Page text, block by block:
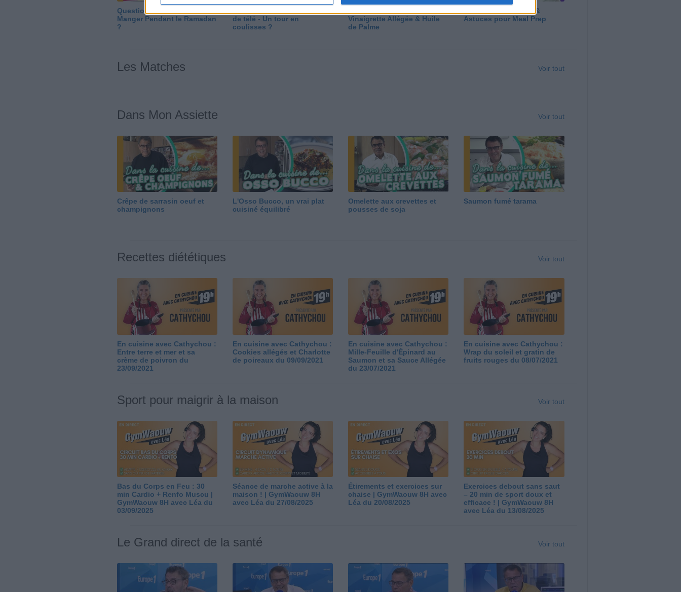
Question/Réponse : Que
Manger Pendant le Ramadan
?
de télé - Un tour en
coulisses ?
Vinaigrette Allégée & Huile
de Palme
Panga, Huile d'Olive &
Astuces pour Meal Prep
Les Matches Voir tout
Dans Mon Assiette Voir tout
Crêpe de sarrasin oeuf et
champignons
L'Osso Bucco, un vrai plat
cuisiné équilibré
Omelette aux crevettes et
pousses de soja
Saumon fumé tarama
Recettes diététiques Voir tout
En cuisine avec Cathychou :
Entre terre et mer et sa
crème de poivron du
23/09/2021
En cuisine avec Cathychou :
Cookies allégés et Charlotte
de poireaux du 09/09/2021
En cuisine avec Cathychou :
Mille-Feuille d'Épinard au
Saumon et sa Sauce Allégée
du 23/07/2021
En cuisine avec Cathychou :
Wrap du soleil et gratin de
fruits rouges du 08/07/2021
Sport pour maigrir à la maison Voir tout
Bas du Corps en Feu : 30
min Cardio + Renfo Muscu |
GymWaouw 8H avec Léa du
03/09/2025
Séance de marche active à la
maison ! | GymWaouw 8H
avec Léa du 27/08/2025
Étirements et exercices sur
chaise | GymWaouw 8H avec
Léa du 20/08/2025
Exercices debout sans saut
– 20 min de sport doux et
efficace ! | GymWaouw 8H
avec Léa du 13/08/2025
Le Grand direct de la santé Voir tout